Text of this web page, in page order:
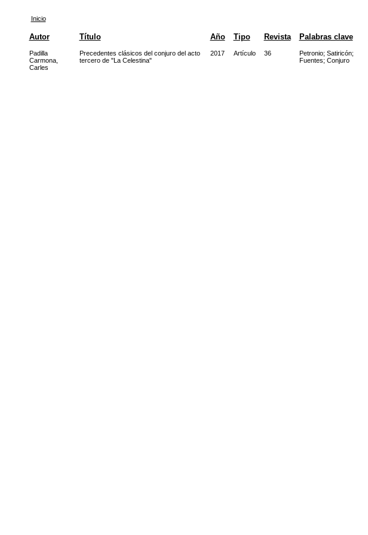
Inicio
Autor Título Año Tipo Revista Palabras clave
Padilla
Carmona,
Carles
Precedentes clásicos del conjuro del acto
tercero de "La Celestina"
2017 Artículo 36 Petronio; Satiricón;
Fuentes; Conjuro